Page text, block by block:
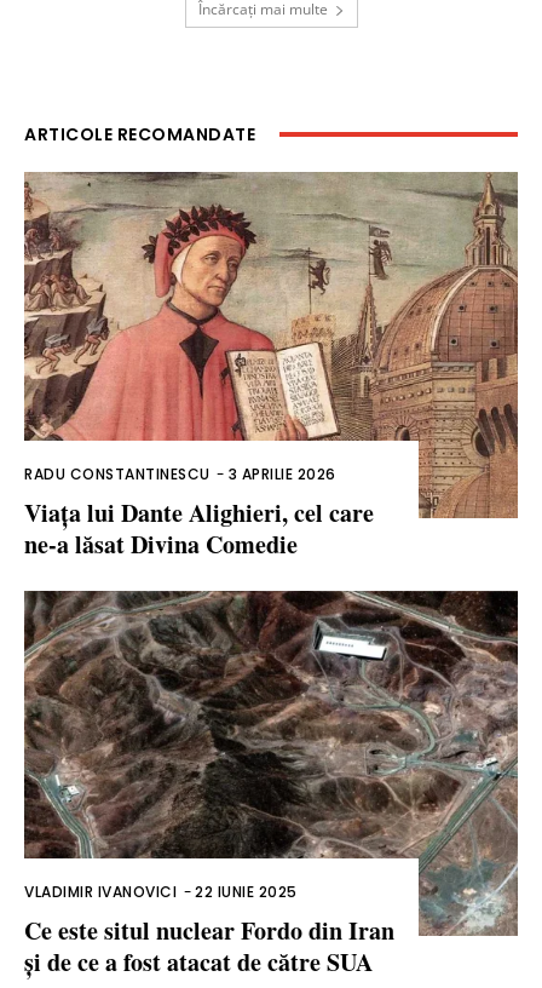
Încărcați mai multe
ARTICOLE RECOMANDATE
RADU CONSTANTINESCU - 3 APRILIE 2026
Viața lui Dante Alighieri, cel care
ne-a lăsat Divina Comedie
VLADIMIR IVANOVICI -22 IUNIE 2025
Ce este situl nuclear Fordo din Iran
și de ce a fost atacat de către SUA